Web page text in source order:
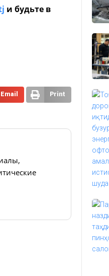
и будьте в
Email Print